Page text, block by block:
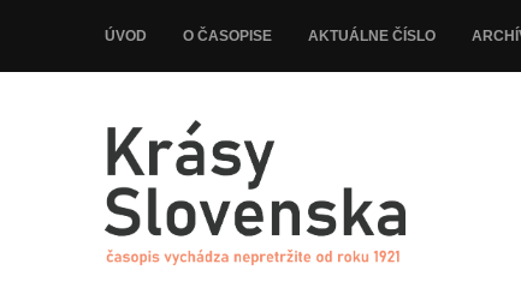
ÚVOD O ČASOPISE AKTUÁLNE ČÍSLO